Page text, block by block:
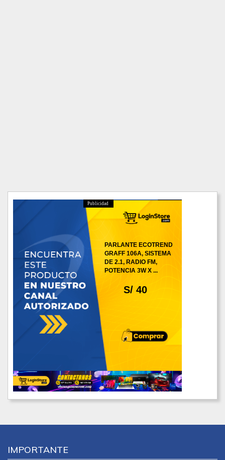
Publicidad
S/ 40
PARLANTE ECOTREND
GRAFF 106A, SISTEMA
DE 2.1, RADIO FM,
POTENCIA 3W X ...
IMPORTANTE